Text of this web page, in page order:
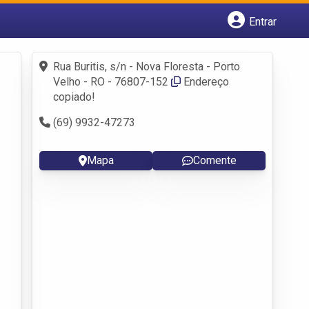
Entrar
Fazer login
Criar conta
Rua Buritis, s/n - Nova Floresta - Porto
Velho - RO - 76807-152
Endereço
copiado!
(69) 9932-47273
Mapa Comente